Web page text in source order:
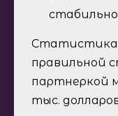
Статистика
правильной
партнеркой
тыс.